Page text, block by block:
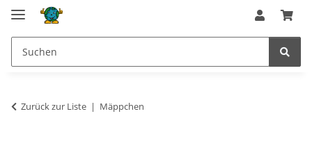
Zurück zur Liste Mäppchen